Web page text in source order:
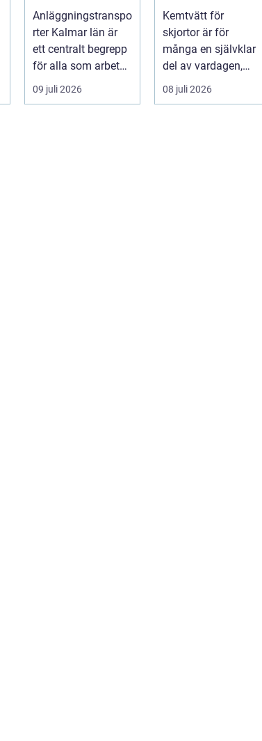
effektiva
byggprojekt
Anläggningstranspo
rter Kalmar län är
ett centralt begrepp
för alla som arbetar
m...
09 juli 2026
Så fungerar
professionell
klädvård i
praktiken
Kemtvätt för
skjortor är för
många en självklar
del av vardagen,
men ...
08 juli 2026